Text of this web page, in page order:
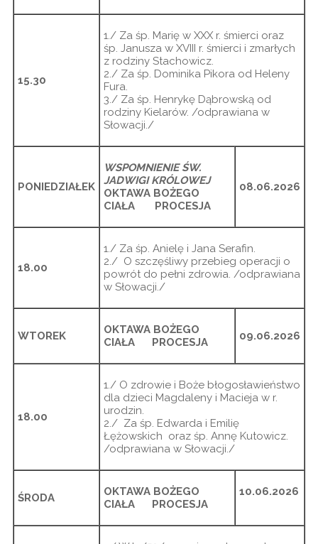
15.30
1./ Za śp. Marię w XXX r. śmierci oraz
śp. Janusza w XVIII r. śmierci i zmarłych
z rodziny Stachowicz.
2./ Za śp. Dominika Pikora od Heleny
Fura.
3./ Za śp. Henrykę Dąbrowską od
rodziny Kielarów. /odprawiana w
Słowacji./
PONIEDZIAŁEK
WSPOMNIENIE ŚW.
JADWIGI KRÓLOWEJ
OKTAWA BOŻEGO
CIAŁA PROCESJA
08.06.2026
18.00
1./ Za śp. Anielę i Jana Serafin.
2./ O szczęśliwy przebieg operacji o
powrót do pełni zdrowia. /odprawiana
w Słowacji./
WTOREK
OKTAWA BOŻEGO
CIAŁA PROCESJA
09.06.2026
18.00
1./ O zdrowie i Boże błogosławieństwo
dla dzieci Magdaleny i Macieja w r.
urodzin.
2./ Za śp. Edwarda i Emilię
Łężowskich oraz śp. Annę Kutowicz.
/odprawiana w Słowacji./
ŚRODA
OKTAWA BOŻEGO
CIAŁA PROCESJA
10.06.2026